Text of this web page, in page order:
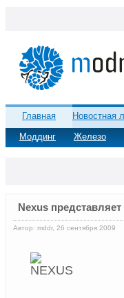
Главная
Новостная
Моддинг
Железо
Nexus
Автор: mddr, 26 сентября 2009